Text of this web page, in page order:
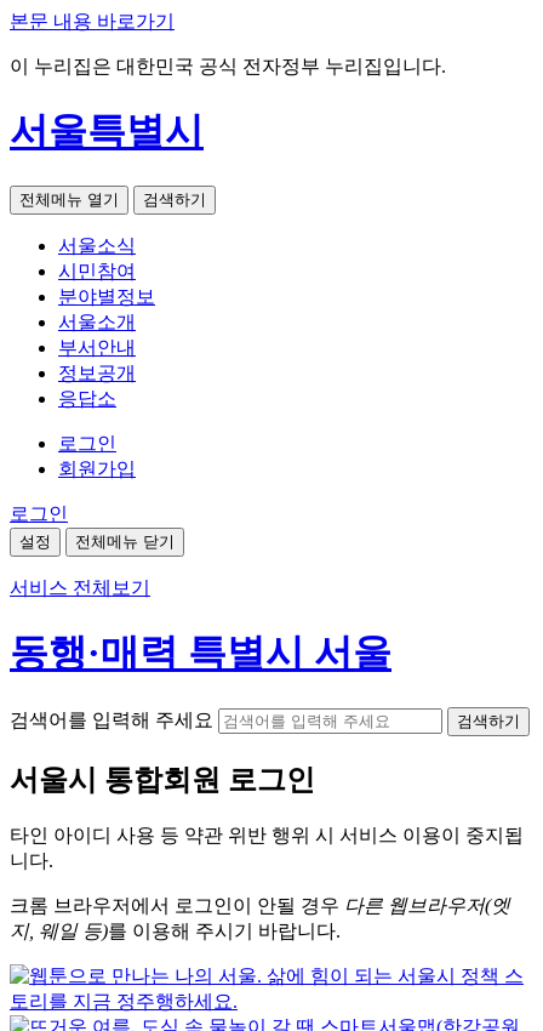
본문 내용 바로가기
이 누리집은 대한민국 공식 전자정부 누리집입니다.
서울특별시
전체메뉴 열기 검색하기
서울소식
시민참여
분야별정보
서울소개
부서안내
정보공개
응답소
로그인
회원가입
로그인
설정 전체메뉴 닫기
서비스 전체보기
동행·매력 특별시 서울
검색어를 입력해 주세요 검색하기
서울시 통합회원 로그인
타인 아이디 사용 등 약관 위반 행위 시 서비스 이용이 중지됩
니다.
크롬 브라우저에서 로그인이 안될 경우 다른 웹브라우저(엣
지, 웨일 등)를 이용해 주시기 바랍니다.